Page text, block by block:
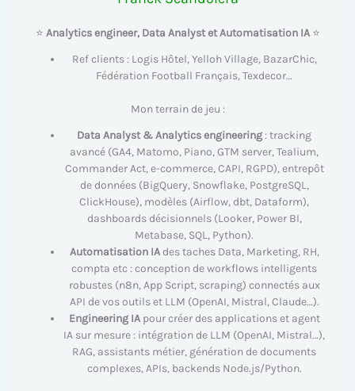
⭐ Analytics engineer, Data Analyst et Automatisation IA⭐
Ref clients : Logis Hôtel, Yelloh Village, BazarChic,
Fédération Football Français, Texdecor…
Mon terrain de jeu :
Data Analyst & Analytics engineering: tracking
avancé (GA4, Matomo, Piano, GTM server, Tealium,
Commander Act, e-commerce, CAPI, RGPD), entrepôt
de données (BigQuery, Snowflake, PostgreSQL,
ClickHouse), modèles (Airflow, dbt, Dataform),
dashboards décisionnels (Looker, Power BI,
Metabase, SQL, Python).
Automatisation IAdes taches Data, Marketing, RH,
compta etc : conception de workflows intelligents
robustes (n8n, App Script, scraping) connectés aux
API de vos outils et LLM (OpenAI, Mistral, Claude…).
Engineering IApour créer des applications et agent
IA sur mesure : intégration de LLM (OpenAI, Mistral…),
RAG, assistants métier, génération de documents
complexes, APIs, backends Node.js/Python.